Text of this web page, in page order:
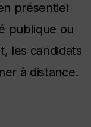
présentiel
publique ou
les candidats
à distance.